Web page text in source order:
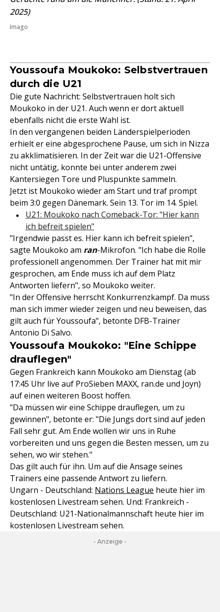
2025)
Imago
Youssoufa Moukoko: Selbstvertrauen
durch die U21
Die gute Nachricht: Selbstvertrauen holt sich
Moukoko in der U21. Auch wenn er dort aktuell
ebenfalls nicht die erste Wahl ist.
In den vergangenen beiden Länderspielperioden
erhielt er eine abgesprochene Pause, um sich in Nizza
zu akklimatisieren. In der Zeit war die U21-Offensive
nicht untätig, konnte bei unter anderem zwei
Kantersiegen Tore und Pluspunkte sammeln.
Jetzt ist Moukoko wieder am Start und traf prompt
beim 3:0 gegen Dänemark. Sein 13. Tor im 14. Spiel.
U21: Moukoko nach Comeback-Tor: "Hier kann
ich befreit spielen"
"Irgendwie passt es. Hier kann ich befreit spielen",
sagte Moukoko am ran-Mikrofon. "Ich habe die Rolle
professionell angenommen. Der Trainer hat mit mir
gesprochen, am Ende muss ich auf dem Platz
Antworten liefern", so Moukoko weiter.
"In der Offensive herrscht Konkurrenzkampf. Da muss
man sich immer wieder zeigen und neu beweisen, das
gilt auch für Youssoufa", betonte DFB-Trainer
Antonio Di Salvo.
Youssoufa Moukoko: "Eine Schippe
drauflegen"
Gegen Frankreich kann Moukoko am Dienstag (ab
17:45 Uhr live auf ProSieben MAXX, ran.de und Joyn)
auf einen weiteren Boost hoffen.
"Da müssen wir eine Schippe drauflegen, um zu
gewinnen", betonte er: "Die Jungs dort sind auf jeden
Fall sehr gut. Am Ende wollen wir uns in Ruhe
vorbereiten und uns gegen die Besten messen, um zu
sehen, wo wir stehen."
Das gilt auch für ihn. Um auf die Ansage seines
Trainers eine passende Antwort zu liefern.
Ungarn - Deutschland: Nations League heute hier im
kostenlosen Livestream sehen. Und: Frankreich -
Deutschland: U21-Nationalmannschaft heute hier im
kostenlosen Livestream sehen.
- Anzeige -